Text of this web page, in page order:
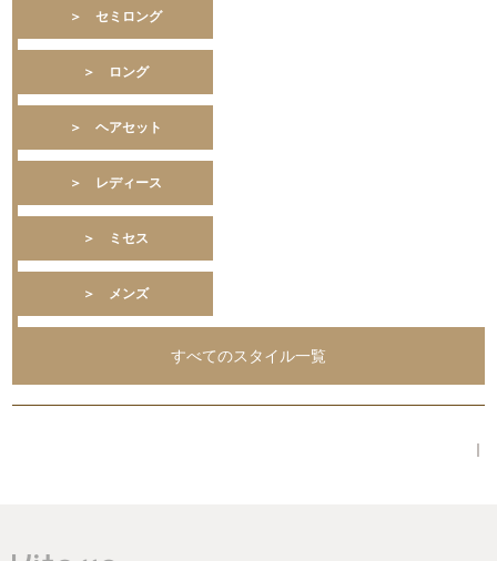
＞ セミロング
＞ ロング
＞ ヘアセット
＞ レディース
＞ ミセス
＞ メンズ
すべてのスタイル一覧